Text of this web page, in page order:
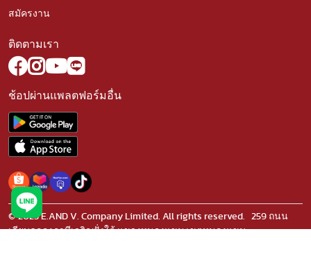
สมัครงาน
ติดตามเรา
ช้อปผ่านแพลตฟอร์มอื่น
© 2023 E.AND V. Company Limited. All rights reserved. 259 ถนน
เลียบคลองภาษีเจริญฝั่งใต้ แขวงหนองแขม เขตหนองแขม